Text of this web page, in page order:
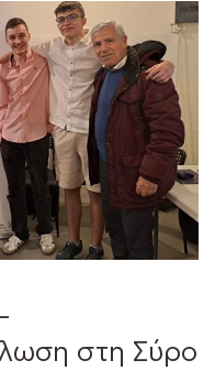
στη Σύρο